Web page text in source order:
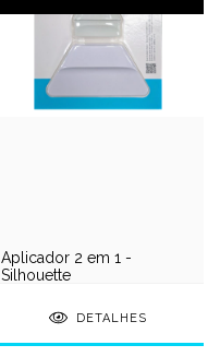
Aplicador 2 em 1 -
Silhouette
DETALHES